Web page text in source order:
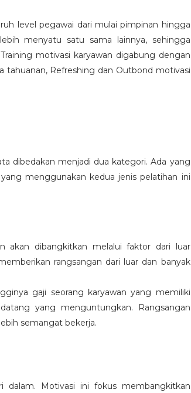
level pegawai dari mulai pimpinan hingga
menyatu satu sama lainnya, sehingga
motivasi karyawan digabung dengan
tahuanan, Refreshing dan Outbond motivasi
dibedakan menjadi dua kategori. Ada yang
menggunakan kedua jenis pelatihan ini
akan dibangkitkan melalui faktor dari luar
rangsangan dari luar dan banyak
gaji seorang karyawan yang memiliki
yang menguntungkan. Rangsangan
semangat bekerja.
dalam. Motivasi ini fokus membangkitkan